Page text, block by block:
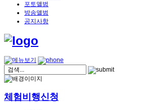
포토앨범
방송앨범
공지사항
체험비행신청